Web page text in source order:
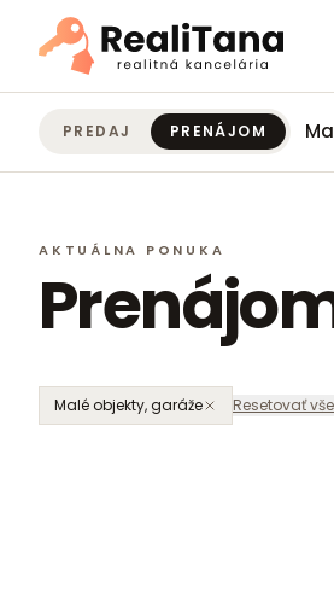
PREDAJ PRENÁJOM
AKTUÁLNA PONUKA
Malé objekty, garáže Resetovať